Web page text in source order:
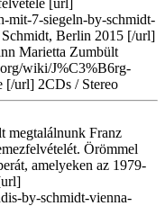
[url]
mit-7-siegeln-by-schmidt-
Berlin 2015 [/url]
Marietta Zumbült
wiki/J%C3%B6rg-
[/url] 2CDs / Stereo
megtalálnunk Franz
Örömmel
amelyeken az 1979-
by-schmidt-vienna-